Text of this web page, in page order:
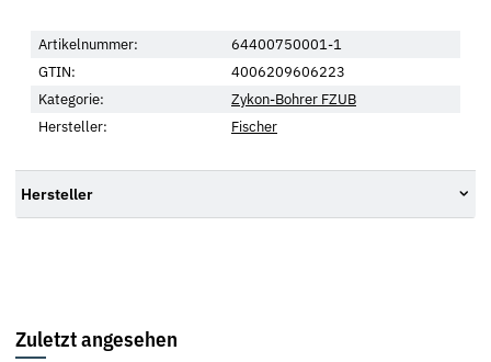
Artikelnummer:
64400750001-1
GTIN:
4006209606223
Kategorie:
Zykon-Bohrer FZUB
Hersteller:
Fischer
Hersteller
Zuletzt angesehen